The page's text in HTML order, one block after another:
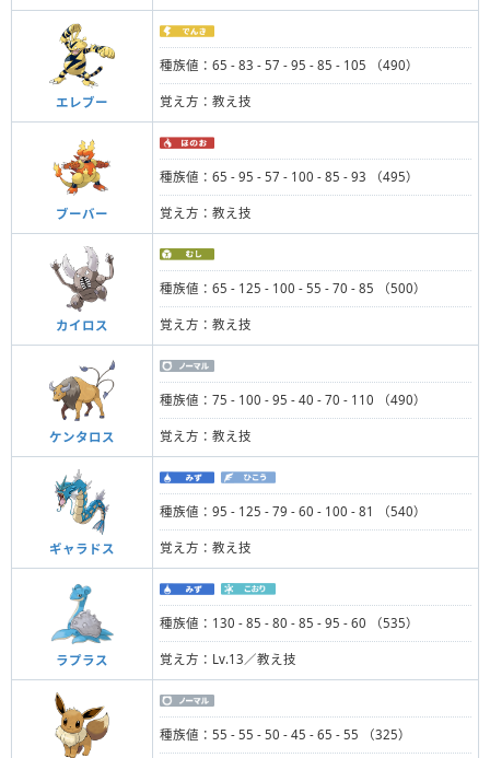
エレブー
種族値：65 - 83 - 57 - 95 - 85 - 105 （490）
覚え方：教え技
ブーバー
種族値：65 - 95 - 57 - 100 - 85 - 93 （495）
覚え方：教え技
カイロス
種族値：65 - 125 - 100 - 55 - 70 - 85 （500）
覚え方：教え技
ケンタロス
種族値：75 - 100 - 95 - 40 - 70 - 110 （490）
覚え方：教え技
ギャラドス
種族値：95 - 125 - 79 - 60 - 100 - 81 （540）
覚え方：教え技
ラプラス
種族値：130 - 85 - 80 - 85 - 95 - 60 （535）
覚え方：Lv.13／教え技
種族値：55 - 55 - 50 - 45 - 65 - 55 （325）